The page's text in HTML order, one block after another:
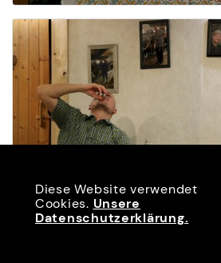
Diese Website verwendet
Cookies. Unsere
Datenschutzerklärung.